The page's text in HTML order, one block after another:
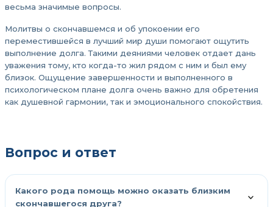
весьма значимые вопросы.
Молитвы о скончавшемся и об упокоении его
переместившейся в лучший мир души помогают ощутить
выполнение долга. Такими деяниями человек отдает дань
уважения тому, кто когда-то жил рядом с ним и был ему
близок. Ощущение завершенности и выполненного в
психологическом плане долга очень важно для обретения
как душевной гармонии, так и эмоционального спокойствия.
Вопрос и ответ
Какого рода помощь можно оказать близким
скончавшегося друга?